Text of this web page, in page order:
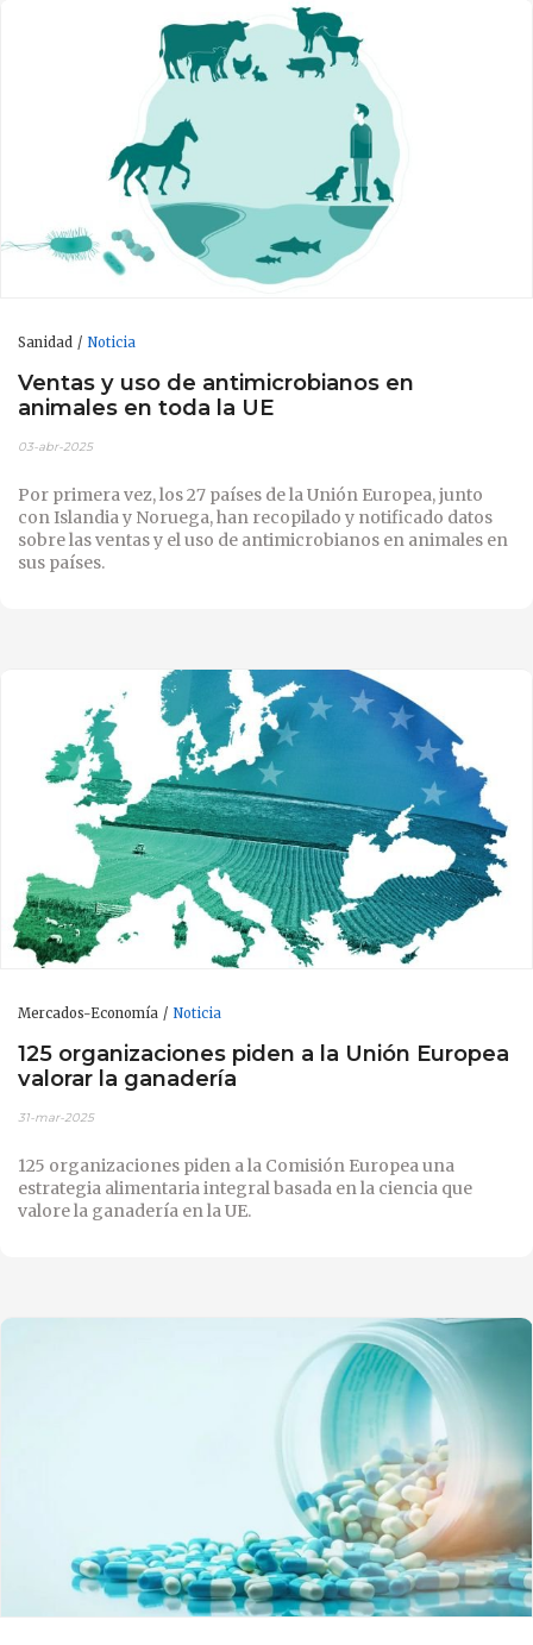
Sanidad Noticia
Ventas y uso de antimicrobianos en
animales en toda la UE
03-abr-2025
Por primera vez, los 27 países de la Unión Europea, junto
con Islandia y Noruega, han recopilado y notificado datos
sobre las ventas y el uso de antimicrobianos en animales en
sus países.
Mercados-Economía Noticia
125 organizaciones piden a la Unión Europea
valorar la ganadería
31-mar-2025
125 organizaciones piden a la Comisión Europea una
estrategia alimentaria integral basada en la ciencia que
valore la ganadería en la UE.